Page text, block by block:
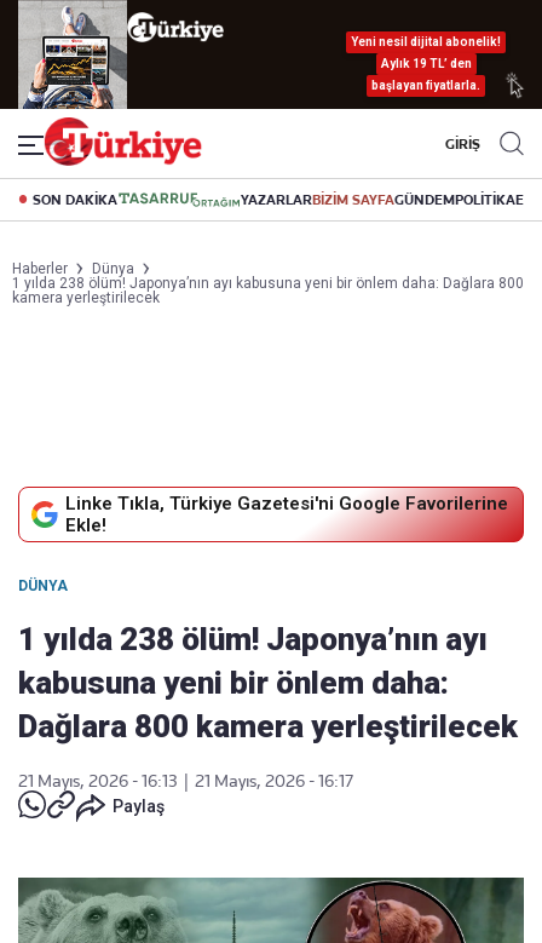
Yeni nesil dijital abonelik!
Aylık 19 TL’ den
başlayan fiyatlarla.
GİRİŞ
SON DAKİKA YAZARLARBİZİM SAYFAGÜNDEMPOLİTİKA
Haberler
Dünya
1 yılda 238 ölüm! Japonya’nın ayı kabusuna yeni bir önlem daha: Dağlara 800
kamera yerleştirilecek
Linke Tıkla, Türkiye Gazetesi'ni Google Favorilerine
Ekle!
DÜNYA
1 yılda 238 ölüm! Japonya’nın ayı
kabusuna yeni bir önlem daha:
Dağlara 800 kamera yerleştirilecek
21 Mayıs, 2026 - 16:13
21 Mayıs, 2026 - 16:17
Paylaş